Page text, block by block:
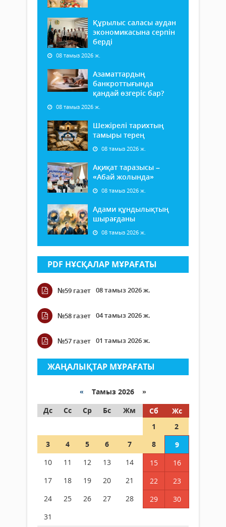
Құрылыс саласы аудан
экономикасына серпін
берді
08 тамыз 2026 ж.
Азаматтардың
банкроттығында
қандай өзгеріс бар?
08 тамыз 2026 ж.
Шежірелі тарихтың
тамыры терең
08 тамыз 2026 ж.
Ақиқат таразысы –
«Абай жолында»
08 тамыз 2026 ж.
Адами құндылықтың
шырағданы
08 тамыз 2026 ж.
PDF НҰСҚАЛАР МҰРАҒАТЫ
№59 газет 08 тамыз 2026 ж.
№58 газет 04 тамыз 2026 ж.
№57 газет 01 тамыз 2026 ж.
ЖАҢАЛЫҚТАР МҰРАҒАТЫ
« Тамыз 2026 »
Дс
Сс Ср Бс Жм Сб
Жс
1
2
3
4 5 6 7 8
9
10
11 12 13 14 15
16
17
18 19 20 21 22
23
24
25 26 27 28 29
30
31